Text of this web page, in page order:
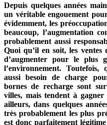
Depuis quelques années
un véritable engouement
évidemment, les
beaucoup, l’augmentation
probablement aussi
Quoi qu’il en soit, les ventes
d’augmenter pour le plus
l’environnement.
aussi besoin de charge
bornes de recharge sont
villes, mais tendent à
ailleurs, dans quelques
très probablement les plus
est donc parfaitement